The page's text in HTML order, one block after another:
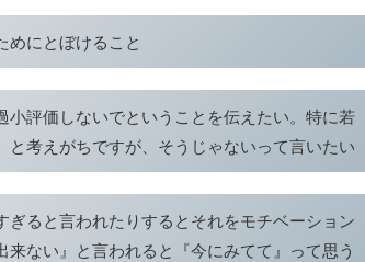
めにとぼけること
評価しないでということを伝えたい。特に若
考えがちですが、そうじゃないって言いたい
ぎると言われたりするとそれをモチベーション
ない』と言われると『今にみてて』って思う